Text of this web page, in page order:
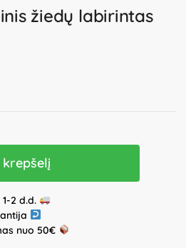
žiedų labirintas
krepšelį
2 d.d.
nuo 50€